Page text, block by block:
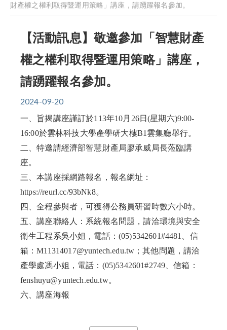
財產權之權利取得暨運用策略」講座，請踴躍報名參加。
【活動訊息】敬邀參加「智慧財產
權之權利取得暨運用策略」講座，
請踴躍報名參加。
2024-09-20
一、旨揭講座謹訂於113年10月26日(星期六)9:00-
16:00於雲林科技大學產學研大樓B1雲集廳舉行。
二、特邀請經濟部智慧財產局廖承威局長蒞臨講
座。
三、本講座採網路報名，報名網址：
https://reurl.cc/93bNk8。
四、全程參與者，可獲得公務員研習時數六小時。
五、講座聯絡人：系統報名問題，請洽環境與安全
衛生工程系吳小姐，電話：(05)5342601#4481、信
箱：M11314017@yuntech.edu.tw；其他問題，請洽
產學處馮小姐，電話：(05)5342601#2749、信箱：
fenshuyu@yuntech.edu.tw。
六、講座海報